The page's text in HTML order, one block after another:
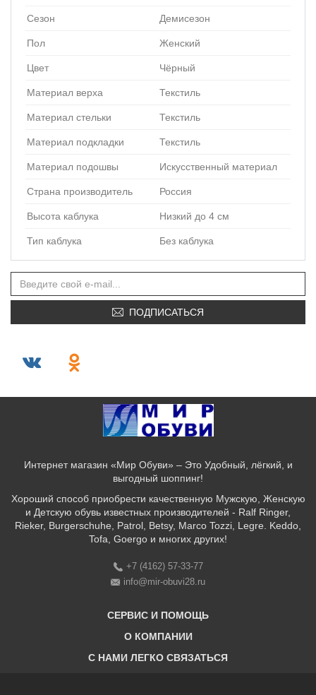
Сезон Демисезон
Пол Женский
Цвет Чёрный
Материал верха Текстиль
Материал стельки Текстиль
Материал подкладки Текстиль
Материал подошвы Искусственный материал
Страна производитель Россия
Высота каблука Низкий до 4 см
Тип каблука Без каблука
ПОДПИСАТЬСЯ
Интернет магазин «Мир Обуви» – Это Удобный, лёгкий, и
выгодный шоппинг!
Хороший способ приобрести качественную Мужскую, Женскую
и Детскую обувь известных производителей - Ralf Ringer,
Rieker, Burgerschuhe, Patrol, Betsy, Marco Tozzi, Legre. Keddo,
Tofa, Goergo и многих других!
+7 (4162) 57-33-77
info@mir-obuvi28.ru
СЕРВИС И ПОМОЩЬ
Бонусная программа
О КОМПАНИИ
C НАМИ ЛЕГКО СВЯЗАТЬСЯ